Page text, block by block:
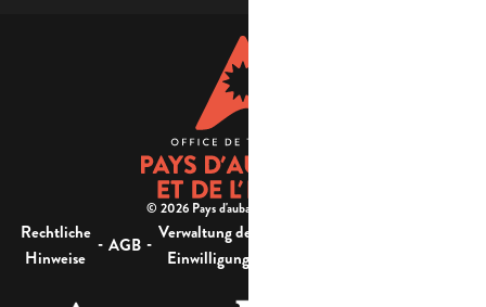
© 2026 Pays d'aubagne et de l'étoile -
Rechtliche
Hinweise
- AGB - Verwaltung der
Einwilligung